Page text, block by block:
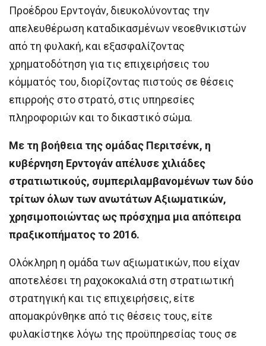
Προέδρου Ερντογάν, διευκολύνοντας την
απελευθέρωση καταδικασμένων νεοεθνικιστών
από τη φυλακή, και εξασφαλίζοντας
χρηματοδότηση για τις επιχειρήσεις του
κόμματός του, διορίζοντας πιστούς σε θέσεις
επιρροής στο στρατό, στις υπηρεσίες
πληροφοριών και το δικαστικό σώμα.
Με τη βοήθεια της ομάδας Περιτσένκ, η
κυβέρνηση Ερντογάν απέλυσε χιλιάδες
στρατιωτικούς, συμπεριλαμβανομένων των δύο
τρίτων όλων των ανωτάτων Αξιωματικών,
χρησιμοποιώντας ως πρόσχημα μια απόπειρα
πραξικοπήματος το 2016.
Ολόκληρη η ομάδα των αξιωματικών, που είχαν
αποτελέσει τη ραχοκοκαλιά στη στρατιωτική
στρατηγική και τις επιχειρήσεις, είτε
απομακρύνθηκε από τις θέσεις τους, είτε
φυλακίστηκε λόγω της προϋπηρεσίας τους σε